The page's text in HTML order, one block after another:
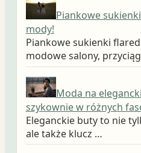
Piankowe
mody!
Piankowe sukienki
modowe salony,
Moda na
szykownie w różnych
Eleganckie buty to nie
ale także klucz …